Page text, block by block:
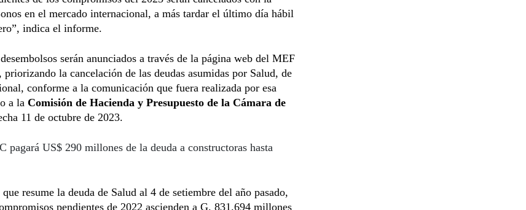
en el mercado internacional, a más tardar el último día hábil
indica el informe.
serán anunciados a través de la página web del MEF
priorizando la cancelación de las deudas asumidas por Salud, de
conforme a la comunicación que fuera realizada por esa
a la Comisión de Hacienda y Presupuesto de la Cámara de
11 de octubre de 2023.
pagará US$ 290 millones de la deuda a constructoras hasta
resume la deuda de Salud al 4 de setiembre del año pasado,
pendientes de 2022 ascienden a G. 831.694 millones